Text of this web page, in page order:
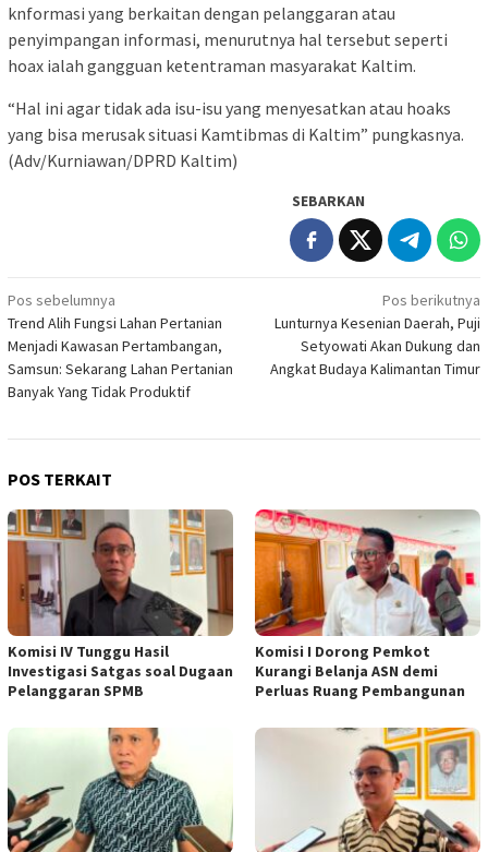
knformasi yang berkaitan dengan pelanggaran atau
penyimpangan informasi, menurutnya hal tersebut seperti
hoax ialah gangguan ketentraman masyarakat Kaltim.
“Hal ini agar tidak ada isu-isu yang menyesatkan atau hoaks
yang bisa merusak situasi Kamtibmas di Kaltim” pungkasnya.
(Adv/Kurniawan/DPRD Kaltim)
SEBARKAN
Navigasi
pos
Pos sebelumnya
Trend Alih Fungsi Lahan Pertanian
Menjadi Kawasan Pertambangan,
Samsun: Sekarang Lahan Pertanian
Banyak Yang Tidak Produktif
Pos berikutnya
Lunturnya Kesenian Daerah, Puji
Setyowati Akan Dukung dan
Angkat Budaya Kalimantan Timur
POS TERKAIT
Komisi IV Tunggu Hasil
Investigasi Satgas soal Dugaan
Pelanggaran SPMB
Komisi I Dorong Pemkot
Kurangi Belanja ASN demi
Perluas Ruang Pembangunan